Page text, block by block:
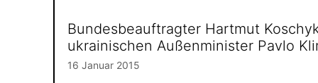
Bundesbeauftragter Hartmut
ukrainischen Außenminister Pavlo
16 Januar 2015